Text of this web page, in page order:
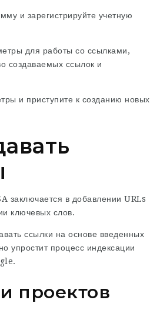
и зарегистрируйте учетную
для работы со ссылками,
создаваемых ссылок и
и приступите к созданию новых
заключается в добавлении URLs
ключевых слов.
ссылки на основе введенных
упростит процесс индексации
проектов